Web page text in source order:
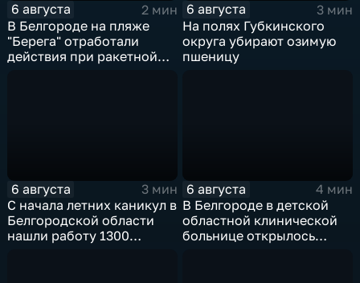
6 августа
2 мин
В Белгороде на пляже
"Берега" отработали
действия при ракетной
6 августа
3 мин
На полях Губкинского
округа убирают озимую
пшеницу
6 августа
3 мин
С начала летних каникул в
Белгородской области
нашли работу 1300
6 августа
4 мин
В Белгороде в детской
областной клинической
больнице открылось